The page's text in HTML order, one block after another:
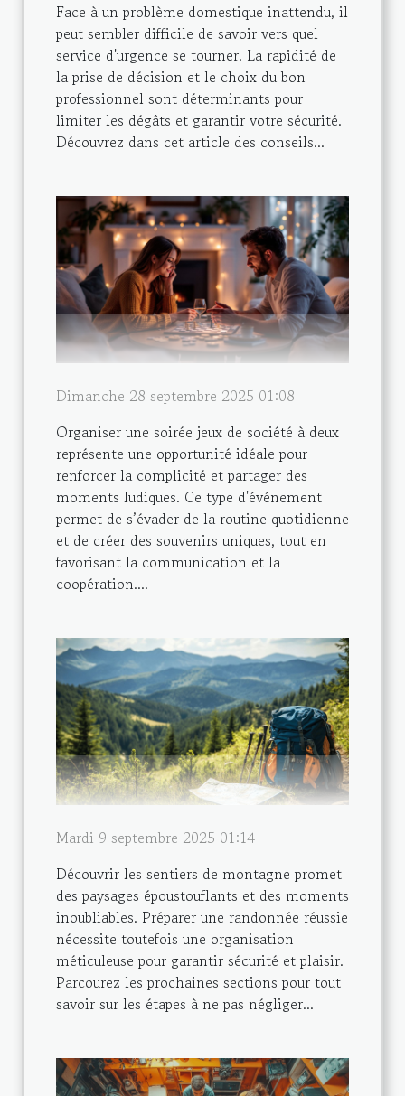
Face à un problème domestique inattendu, il
peut sembler difficile de savoir vers quel
service d'urgence se tourner. La rapidité de
la prise de décision et le choix du bon
professionnel sont déterminants pour
limiter les dégâts et garantir votre sécurité.
Découvrez dans cet article des conseils...
Dimanche 28 septembre 2025 01:08
Organiser une soirée jeux de société à deux
représente une opportunité idéale pour
renforcer la complicité et partager des
moments ludiques. Ce type d'événement
permet de s’évader de la routine quotidienne
et de créer des souvenirs uniques, tout en
favorisant la communication et la
coopération....
Mardi 9 septembre 2025 01:14
Découvrir les sentiers de montagne promet
des paysages époustouflants et des moments
inoubliables. Préparer une randonnée réussie
nécessite toutefois une organisation
méticuleuse pour garantir sécurité et plaisir.
Parcourez les prochaines sections pour tout
savoir sur les étapes à ne pas négliger...